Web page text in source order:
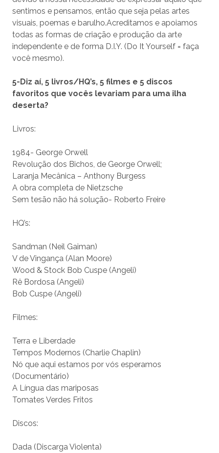
sentimos e pensamos, então que seja pelas artes
visuais, poemas e barulho.Acreditamos e apoiamos
todas as formas de criação e produção da arte
independente e de forma D.I.Y. (Do It Yourself = faça
você mesmo).
5-Diz aí, 5 livros/HQ’s, 5 filmes e 5 discos
favoritos que vocês levariam para uma ilha
deserta?
Livros:
1984- George Orwell
Revolução dos Bichos, de George Orwell;
Laranja Mecânica – Anthony Burgess
A obra completa de Nietzsche
Sem tesão não há solução- Roberto Freire
HQ’s:
Sandman (Neil Gaiman)
V de Vingança (Alan Moore)
Wood & Stock Bob Cuspe (Angeli)
Rê Bordosa (Angeli)
Bob Cuspe (Angeli)
Filmes:
Terra e Liberdade
Tempos Modernos (Charlie Chaplin)
Nó que aqui estamos por vós esperamos
(Documentário)
A Língua das mariposas
Tomates Verdes Fritos
Discos:
Dada (Discarga Violenta)